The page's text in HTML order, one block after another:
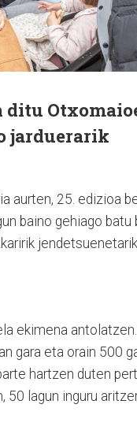
ditu
jarduerarik
aurten, 25. edizioa
baino gehiago batu
ekimena
gara eta orain 500
hartzen duten
50 lagun inguru